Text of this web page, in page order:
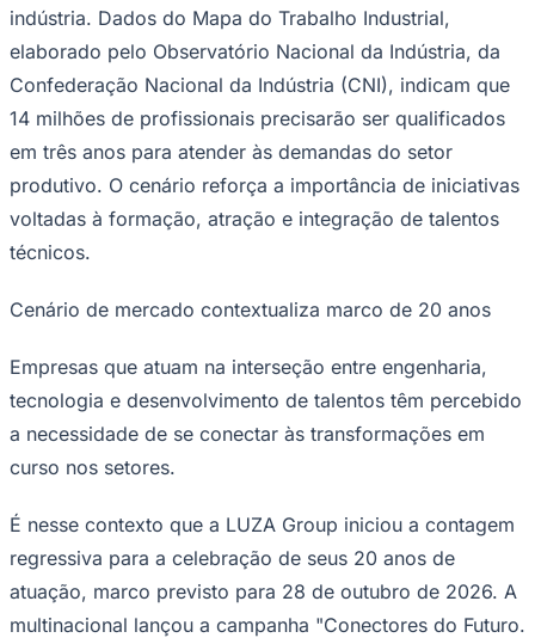
Champions League
Premier League
La Liga
Bundesliga
Times - Ir direto
indústria. Dados do Mapa do Trabalho Industrial,
elaborado pelo Observatório Nacional da Indústria, da
Confederação Nacional da Indústria (CNI), indicam que
14 milhões de profissionais precisarão ser qualificados
em três anos para atender às demandas do setor
produtivo. O cenário reforça a importância de iniciativas
voltadas à formação, atração e integração de talentos
técnicos.
Cenário de mercado contextualiza marco de 20 anos
Empresas que atuam na interseção entre engenharia,
tecnologia e desenvolvimento de talentos têm percebido
a necessidade de se conectar às transformações em
curso nos setores.
É nesse contexto que a LUZA Group iniciou a contagem
regressiva para a celebração de seus 20 anos de
atuação, marco previsto para 28 de outubro de 2026. A
multinacional lançou a campanha "Conectores do Futuro.